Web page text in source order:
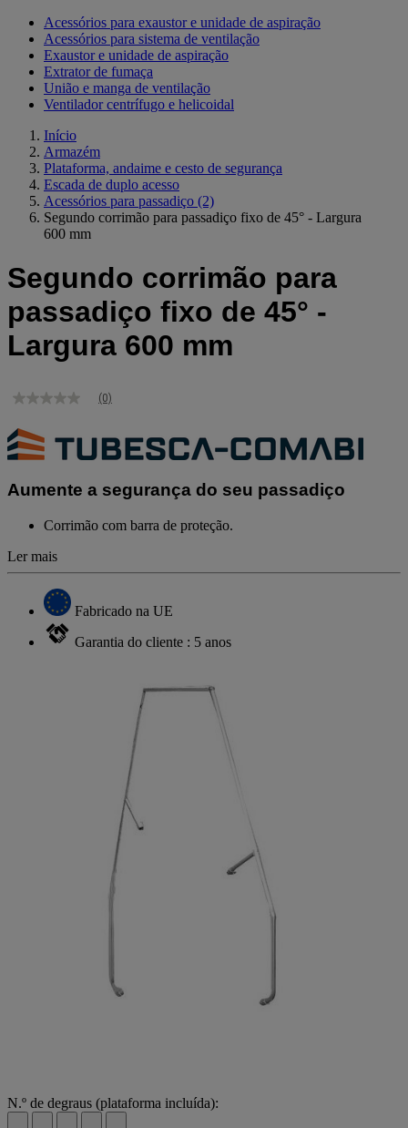
Acessórios para exaustor e unidade de aspiração
Acessórios para sistema de ventilação
Exaustor e unidade de aspiração
Extrator de fumaça
União e manga de ventilação
Ventilador centrífugo e helicoidal
Início
Armazém
Plataforma, andaime e cesto de segurança
Escada de duplo acesso
Acessórios para passadiço (2)
Segundo corrimão para passadiço fixo de 45° - Largura
600 mm
Segundo corrimão para
passadiço fixo de 45° -
Largura 600 mm
Sem
de
classificação
Link
a
página.
(0)
Aumente a segurança do seu passadiço
Corrimão com barra de proteção.
Ler mais
Fabricado na UE
Garantia do cliente : 5 anos
N.º de degraus (plataforma incluída):